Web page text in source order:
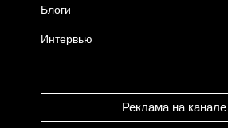
Блоги
Интервью
Реклама на